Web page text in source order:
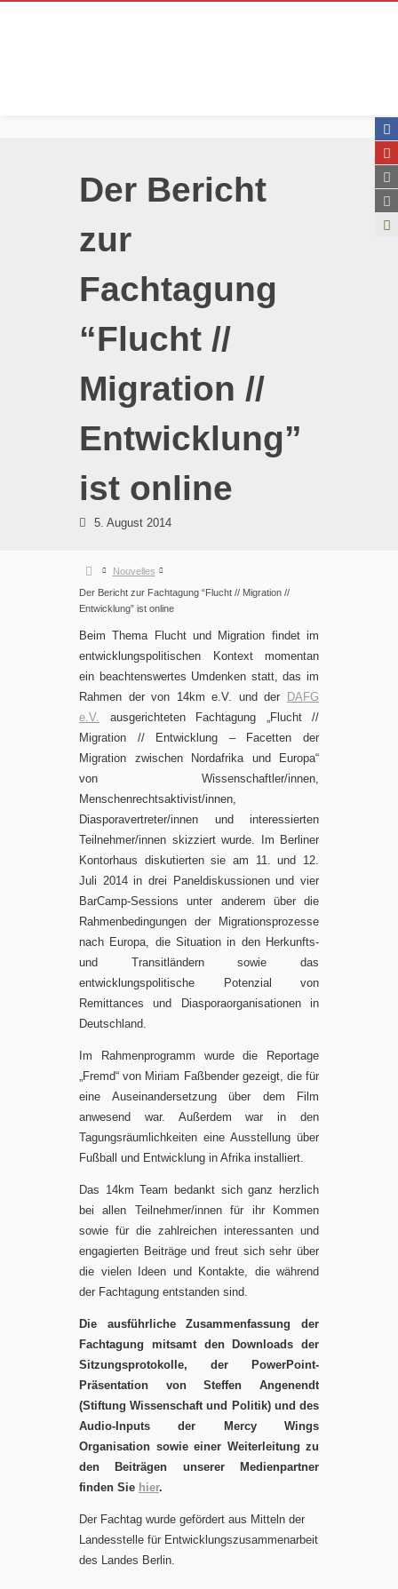
Der Bericht
zur
Fachtagung
“Flucht //
Migration //
Entwicklung”
ist online
5. August 2014
Nouvelles
Der Bericht zur Fachtagung “Flucht // Migration //
Entwicklung” ist online
Beim Thema Flucht und Migration findet im
entwicklungspolitischen Kontext momentan
ein beachtenswertes Umdenken statt, das im
Rahmen der von 14km e.V. und der
DAFG
e.V. ausgerichteten Fachtagung „Flucht //
Migration // Entwicklung – Facetten der
Migration zwischen Nordafrika und Europa“
von Wissenschaftler/innen,
Menschenrechtsaktivist/innen,
Diasporavertreter/innen und interessierten
Teilnehmer/innen skizziert wurde. Im Berliner
Kontorhaus diskutierten sie am 11. und 12.
Juli 2014 in drei Paneldiskussionen und vier
BarCamp-Sessions unter anderem über die
Rahmenbedingungen der Migrationsprozesse
nach Europa, die Situation in den Herkunfts-
und Transitländern sowie das
entwicklungspolitische Potenzial von
Remittances und Diasporaorganisationen in
Deutschland.
Im Rahmenprogramm wurde die Reportage
„Fremd“ von Miriam Faßbender gezeigt, die für
eine Auseinandersetzung über dem Film
anwesend war. Außerdem war in den
Tagungsräumlichkeiten eine Ausstellung über
Fußball und Entwicklung in Afrika installiert.
Das 14km Team bedankt sich ganz herzlich
bei allen Teilnehmer/innen für ihr Kommen
sowie für die zahlreichen interessanten und
engagierten Beiträge und freut sich sehr über
die vielen Ideen und Kontakte, die während
der Fachtagung entstanden sind.
Die ausführliche Zusammenfassung der
Fachtagung mitsamt den Downloads der
Sitzungsprotokolle, der PowerPoint-
Präsentation von Steffen Angenendt
(Stiftung Wissenschaft und Politik) und des
Audio-Inputs der Mercy Wings
Organisation sowie einer Weiterleitung zu
den Beiträgen unserer Medienpartner
finden Sie hier.
Der Fachtag wurde gefördert aus Mitteln der
Landesstelle für Entwicklungszusammenarbeit
des Landes Berlin.